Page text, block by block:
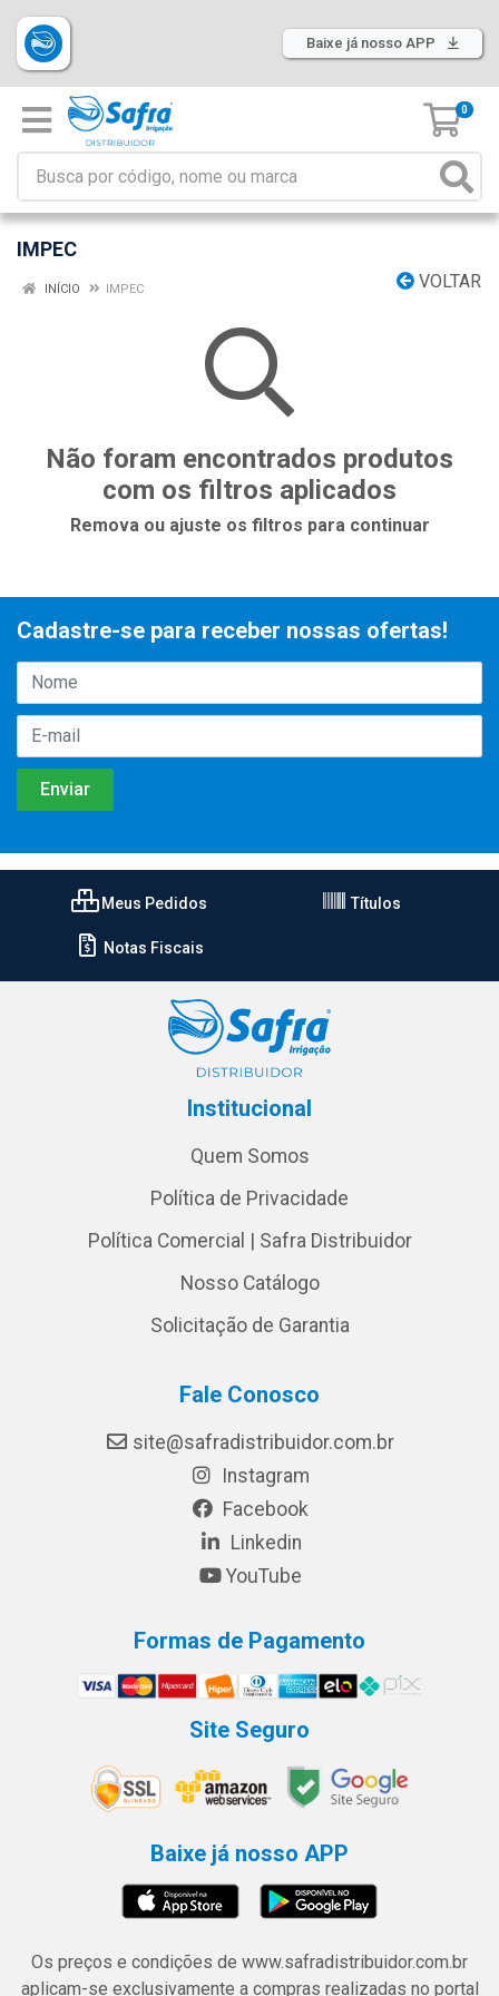
Baixe já nosso APP
0
IMPEC
VOLTAR
INÍCIO IMPEC
Não foram encontrados produtos
com os filtros aplicados
Remova ou ajuste os filtros para continuar
Cadastre-se para receber nossas ofertas!
Meus Pedidos Títulos
Notas Fiscais
Institucional
Quem Somos
Política de Privacidade
Política Comercial | Safra Distribuidor
Nosso Catálogo
Solicitação de Garantia
Fale Conosco
site@safradistribuidor.com.br
Instagram
Facebook
Linkedin
YouTube
Formas de Pagamento
Site Seguro
Baixe já nosso APP
Os preços e condições de www.safradistribuidor.com.br
aplicam-se exclusivamente a compras realizadas no portal